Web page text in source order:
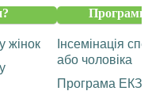
жінок
Програми
Інсемінація
або чоловіка
Програма ЕКЗ